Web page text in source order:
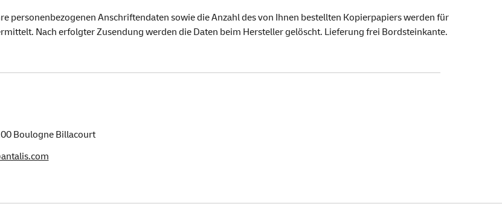
personenbezogenen Anschriftendaten sowie die Anzahl des von Ihnen bestellten Kopierpapiers werden für
Nach erfolgter Zusendung werden die Daten beim Hersteller gelöscht. Lieferung frei Bordsteinkante.
Boulogne Billacourt